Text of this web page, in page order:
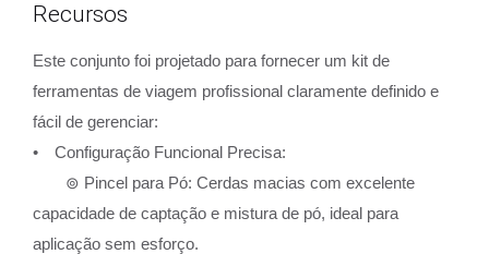
Recursos
Este conjunto foi projetado para fornecer um kit de
ferramentas de viagem profissional claramente definido e
fácil de gerenciar:
• Configuração Funcional Precisa:
⊚ Pincel para Pó: Cerdas macias com excelente
capacidade de captação e mistura de pó, ideal para
aplicação sem esforço.